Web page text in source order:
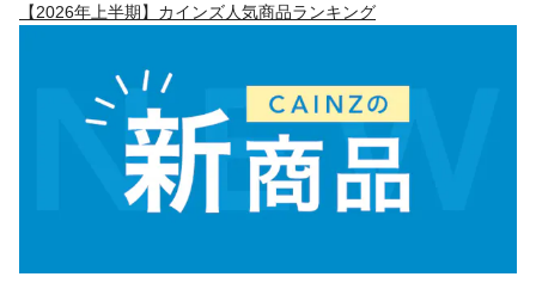
【2026年上半期】カインズ人気商品ランキング